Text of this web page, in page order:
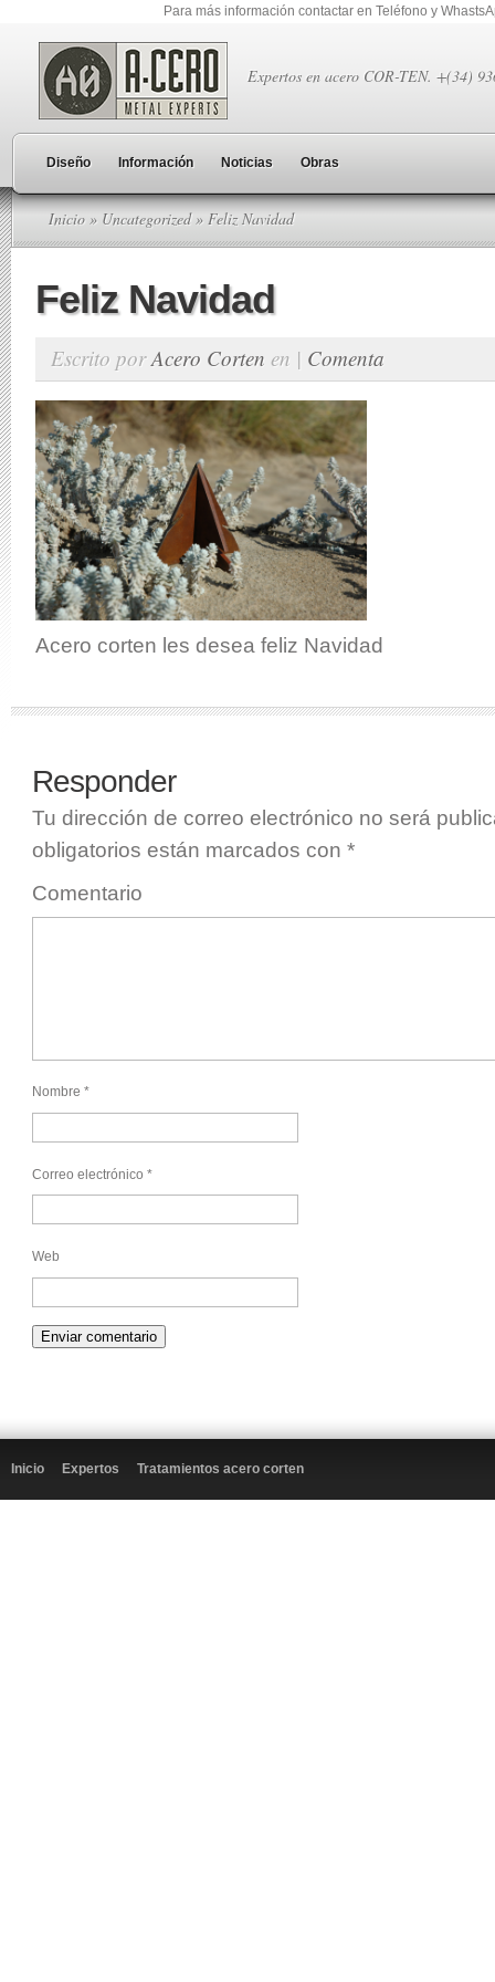
Para más información contactar en Teléfono y
Expertos en acero COR-TEN. +(34)
Diseño Información Noticias Obras
Inicio » Uncategorized» Feliz Navidad
Feliz Navidad
Escrito porAcero Corten en | Comenta
Acero corten les desea feliz Navidad
Responder
Tu dirección de correo electrónico no será
obligatorios están marcados con *
Comentario
Nombre *
Correo electrónico *
Web
Inicio Expertos Tratamientos acero corten